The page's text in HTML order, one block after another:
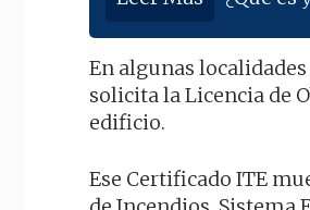
En algunas
solicita la Licencia de
edificio.
Ese Certificado ITE